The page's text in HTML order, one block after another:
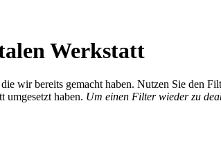
Werkstatt
wir bereits gemacht haben. Nutzen Sie den
umgesetzt haben. Um einen Filter wieder zu